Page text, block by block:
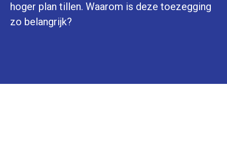
hoger plan tillen. Waarom is deze toezegging
zo belangrijk?